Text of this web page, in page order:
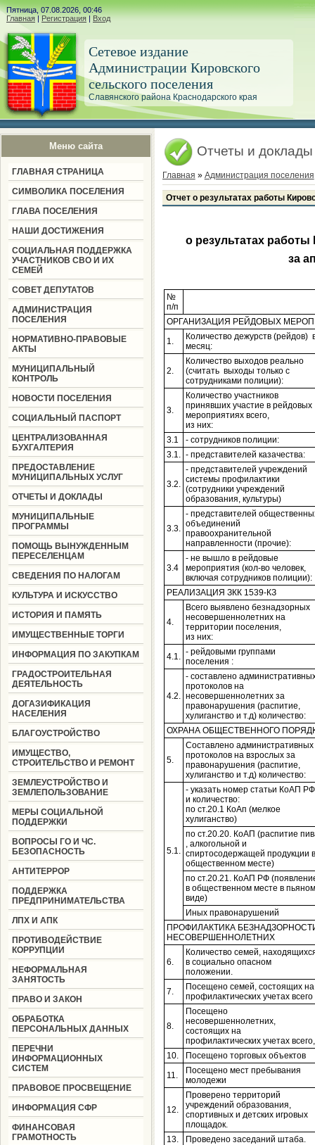
Пятница, 07.08.2026, 00:46
Главная | Регистрация | Вход
Сетевое издание
Администрации Кировского
сельского поселения
Славянского района Краснодарского края
Меню сайта
ГЛАВНАЯ СТРАНИЦА
СИМВОЛИКА ПОСЕЛЕНИЯ
ГЛАВА ПОСЕЛЕНИЯ
НАШИ ДОСТИЖЕНИЯ
СОЦИАЛЬНАЯ ПОДДЕРЖКА
УЧАСТНИКОВ СВО И ИХ
СЕМЕЙ
СОВЕТ ДЕПУТАТОВ
АДМИНИСТРАЦИЯ
ПОСЕЛЕНИЯ
НОРМАТИВНО-ПРАВОВЫЕ
АКТЫ
МУНИЦИПАЛЬНЫЙ
КОНТРОЛЬ
НОВОСТИ ПОСЕЛЕНИЯ
СОЦИАЛЬНЫЙ ПАСПОРТ
ЦЕНТРАЛИЗОВАННАЯ
БУХГАЛТЕРИЯ
ПРЕДОСТАВЛЕНИЕ
МУНИЦИПАЛЬНЫХ УСЛУГ
ОТЧЕТЫ И ДОКЛАДЫ
МУНИЦИПАЛЬНЫЕ
ПРОГРАММЫ
ПОМОЩЬ ВЫНУЖДЕННЫМ
ПЕРЕСЕЛЕНЦАМ
СВЕДЕНИЯ ПО НАЛОГАМ
КУЛЬТУРА И ИСКУССТВО
ИСТОРИЯ И ПАМЯТЬ
ИМУЩЕСТВЕННЫЕ ТОРГИ
ИНФОРМАЦИЯ ПО ЗАКУПКАМ
ГРАДОСТРОИТЕЛЬНАЯ
ДЕЯТЕЛЬНОСТЬ
ДОГАЗИФИКАЦИЯ
НАСЕЛЕНИЯ
БЛАГОУСТРОЙСТВО
ИМУЩЕСТВО,
СТРОИТЕЛЬСТВО И РЕМОНТ
ЗЕМЛЕУСТРОЙСТВО И
ЗЕМЛЕПОЛЬЗОВАНИЕ
МЕРЫ СОЦИАЛЬНОЙ
ПОДДЕРЖКИ
ВОПРОСЫ ГО И ЧС.
БЕЗОПАСНОСТЬ
АНТИТЕРРОР
ПОДДЕРЖКА
ПРЕДПРИНИМАТЕЛЬСТВА
ЛПХ И АПК
ПРОТИВОДЕЙСТВИЕ
КОРРУПЦИИ
НЕФОРМАЛЬНАЯ
ЗАНЯТОСТЬ
ПРАВО И ЗАКОН
ОБРАБОТКА
ПЕРСОНАЛЬНЫХ ДАННЫХ
ПЕРЕЧНИ
ИНФОРМАЦИОННЫХ
СИСТЕМ
ПРАВОВОЕ ПРОСВЕЩЕНИЕ
ИНФОРМАЦИЯ СФР
ФИНАНСОВАЯ
ГРАМОТНОСТЬ
Отчеты и доклады
Главная » Администрация поселения
Отчет о результатах работы
о результатах работы
за
№
п/п
ОРГАНИЗАЦИЯ РЕЙДОВЫХ
1.
Количество дежурств (рейдов)
месяц:
2.
Количество выходов реально
(считать выходы только с
сотрудниками полиции):
3.
Количество участников
принявших участие в рейдовых
мероприятиях всего,
из них:
3.1
- сотрудников полиции:
3.1. - представителей казачества:
3.2.
- представителей учреждений
системы профилактики
(сотрудники учреждений
образования, культуры)
3.3.
- представителей
объединений
правоохранительной
направленности (прочие):
3.4
- не вышло в рейдовые
мероприятия (кол-во человек,
включая сотрудников полиции):
РЕАЛИЗАЦИЯ ЗКК 1539-КЗ
4.
Всего выявлено безнадзорных
несовершеннолетних на
территории поселения,
из них:
4.1. - рейдовыми группами
поселения :
4.2.
- составлено
протоколов на
несовершеннолетних за
правонарушения (распитие,
хулиганство и т.д) количество:
ОХРАНА ОБЩЕСТВЕННОГО
5.
Составлено административных
протоколов на взрослых за
правонарушения (распитие,
хулиганство и т.д) количество:
5.1.
- указать номер статьи КоАП РФ
и количество:
по ст.20.1 КоАп (мелкое
хулиганство)
по ст.20.20. КоАП (распитие
, алкогольной и
спиртосодержащей продукции в
общественном месте)
по ст.20.21. КоАП РФ
в общественном месте в пьяном
виде)
Иных правонарушений
ПРОФИЛАКТИКА
НЕСОВЕРШЕННОЛЕТНИХ
6.
Количество семей,
в социально опасном
положении.
7.
Посещено семей, состоящих на
профилактических учетах всего
8.
Посещено
несовершеннолетних,
состоящих на
профилактических учетах всего,
10.
Посещено торговых объектов
11.
Посещено мест пребывания
молодежи
12.
Проверено территорий
учреждений образования,
спортивных и детских игровых
площадок.
13.
Проведено заседаний штаба.